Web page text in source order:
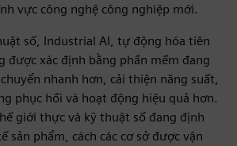
vực công nghệ công nghiệp mới.
số, Industrial AI, tự động hóa tiên
được xác định bằng phần mềm đang
nhanh hơn, cải thiện năng suất,
phục hồi và hoạt động hiệu quả hơn.
giới thực và kỹ thuật số đang định
sản phẩm, cách các cơ sở được vận